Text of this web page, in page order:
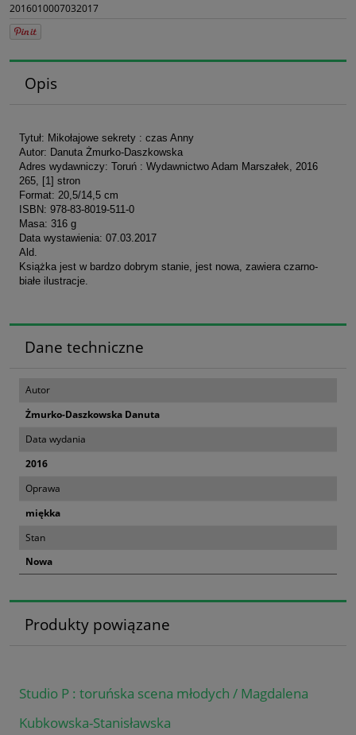
2016010007032017
Opis
Tytuł: Mikołajowe sekrety : czas Anny
Autor: Danuta Żmurko-Daszkowska
Adres wydawniczy: Toruń : Wydawnictwo Adam Marszałek, 2016
265, [1] stron
Format: 20,5/14,5 cm
ISBN: 978-83-8019-511-0
Masa: 316 g
Data wystawienia: 07.03.2017
Ald.
Książka jest w bardzo dobrym stanie, jest nowa, zawiera czarno-
białe ilustracje.
Dane techniczne
Autor
Żmurko-Daszkowska Danuta
Data wydania
2016
Oprawa
miękka
Stan
Nowa
Produkty powiązane
Studio P : toruńska scena młodych / Magdalena
Kubkowska-Stanisławska